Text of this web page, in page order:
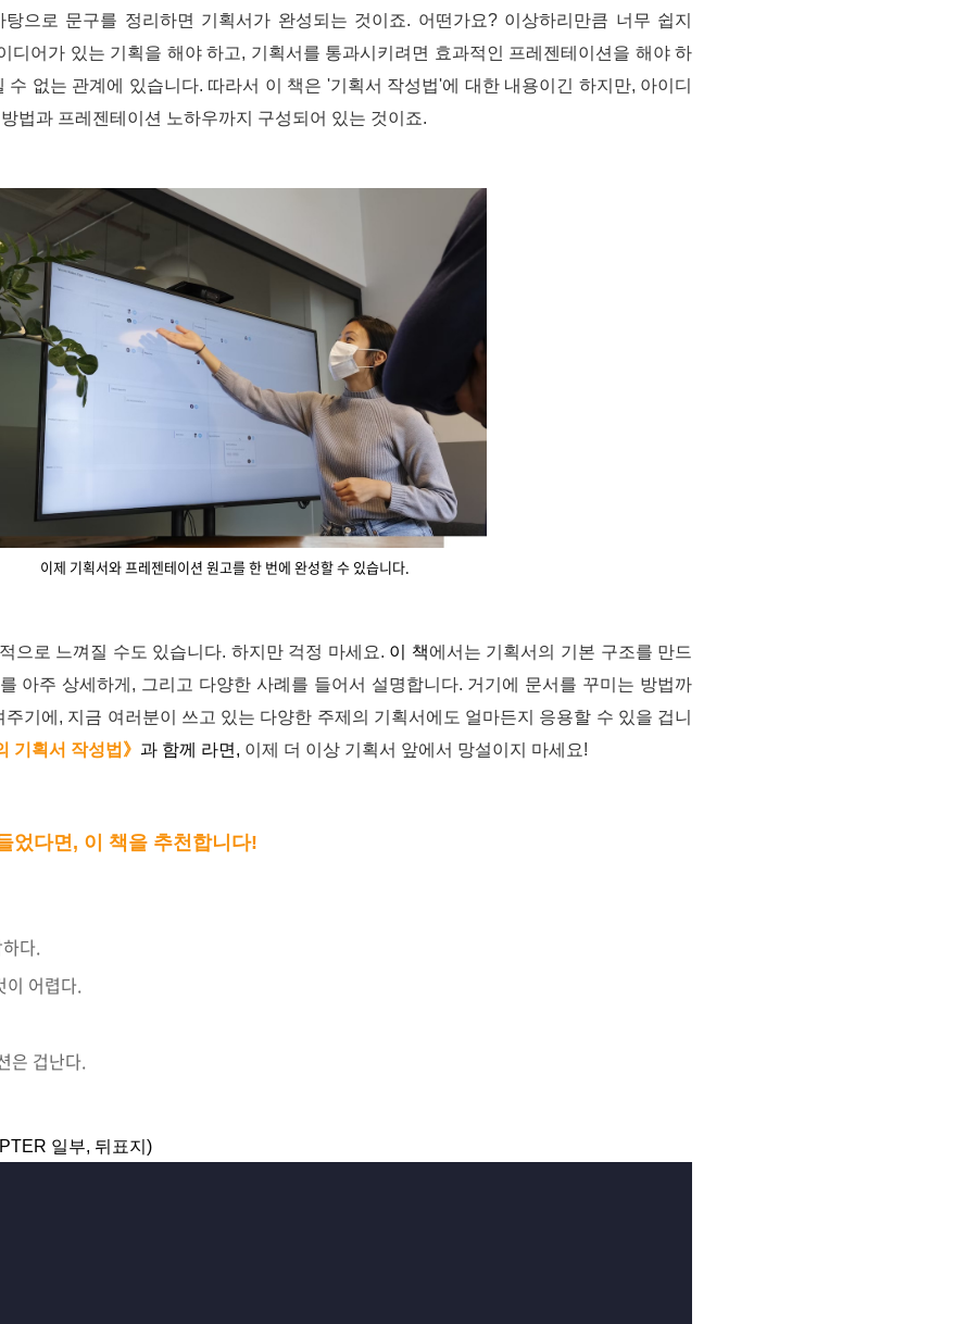
으로 문구를 정리하면 기획서가 완성되는 것이죠. 어떤가요? 이상하리만큼 너무 쉽지
디어가 있는 기획을 해야 하고, 기획서를 통과시키려면 효과적인 프레젠테이션을 해야 하
수 없는 관계에 있습니다. 따라서 이 책은 '기획서 작성법'에 대한 내용이긴 하지만, 아이디
법과 프레젠테이션 노하우까지 구성되어 있는 것이죠.
이제 기획서와 프레젠테이션 원고를 한 번에 완성할 수 있습니다.
으로 느껴질 수도 있습니다. 하지만 걱정 마세요. 이 책에서는 기획서의 기본 구조를 만드
아주 상세하게, 그리고 다양한 사례를 들어서 설명합니다. 거기에 문서를 꾸미는 방법까
기에, 지금 여러분이 쓰고 있는 다양한 주제의 기획서에도 얼마든지 응용할 수 있을 겁니
기획서 작성법》 과 함께 라면, 이제 더 이상 기획서 앞에서 망설이지 마세요!
었다면, 이 책을 추천합니다!
다.
이 어렵다.
은 겁난다.
일부, 뒤표지)